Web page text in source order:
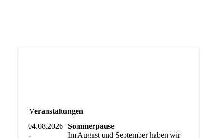
Veranstaltungen
04.08.2026
-
Sommerpause
Im August und September haben wir